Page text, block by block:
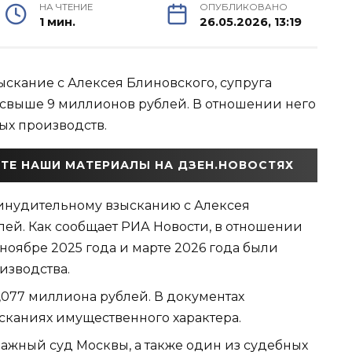
НА ЧТЕНИЕ
1 мин.
ОПУБЛИКОВАНО
26.05.2026, 13:19
с Алексея Блиновского, супруга
9 миллионов рублей. В отношении него
производств.
НАШИ МАТЕРИАЛЫ НА ДЗЕН.НОВОСТЯХ
взысканию с Алексея
Как сообщает РИА Новости, в отношении
2025 года и марте 2026 года были
миллиона рублей. В документах
имущественного характера.
суд Москвы, а также один из судебных